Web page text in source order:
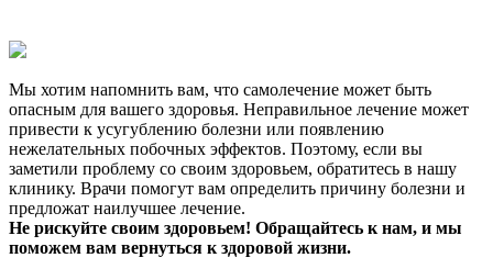
Мы хотим напомнить вам, что самолечение может быть
опасным для вашего здоровья. Неправильное лечение может
привести к усугублению болезни или появлению
нежелательных побочных эффектов. Поэтому, если вы
заметили проблему со своим здоровьем, обратитесь в нашу
клинику. Врачи помогут вам определить причину болезни и
предложат наилучшее лечение.
Не рискуйте своим здоровьем! Обращайтесь к нам, и мы
поможем вам вернуться к здоровой жизни.